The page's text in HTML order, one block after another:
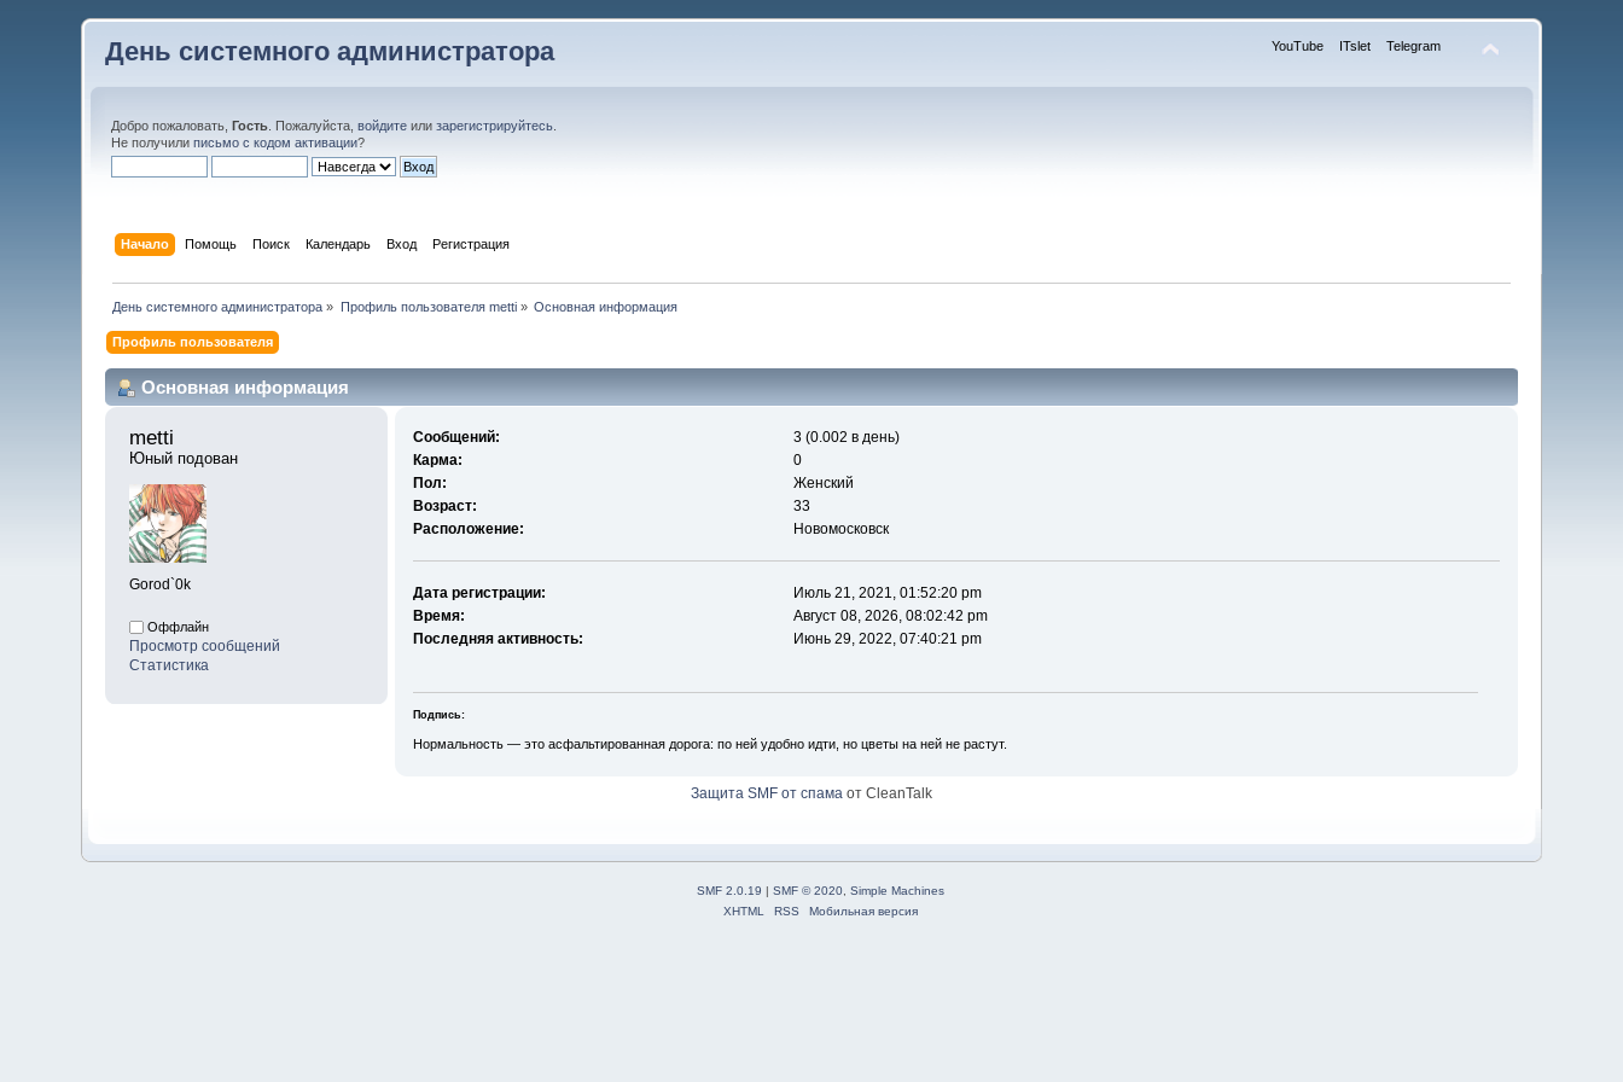
День системного администратора YouTube ITslet Telegram
Добро пожаловать,Гость . Пожалуйста,войдите илизарегистрируйтесь
Не получилиписьмо с кодом активации?
Начало Помощь Поиск Календарь Вход Регистрация
День системного администратора » Профиль пользователя metti» Основная информация
Профиль пользователя
Основная информация
metti
Юный подован
Gorod`0k
Оффлайн
Просмотр сообщений
Статистика
Сообщений:
3 (0.002 в день)
Карма:
0
Пол:
Женский
Возраст:
33
Расположение:
Новомосковск
Дата регистрации:
Июль 21, 2021, 01:52:20 pm
Время:
Август 08, 2026, 08:02:42 pm
Последняя активность:
Июнь 29, 2022, 07:40:21 pm
Подпись:
Нормальность — это асфальтированная дорога: по ней удобно идти, но цветы на ней не растут.
Защита SMF от спама от CleanTalk
SMF 2.0.19 | SMF © 2020 Simple Machines
XHTML
RSS Мобильная версия